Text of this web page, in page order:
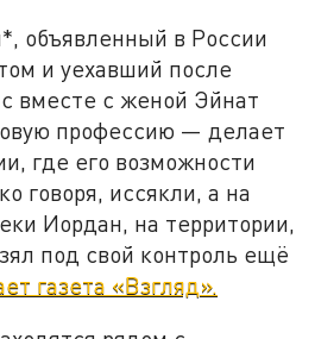
объявленный в России
и уехавший после
вместе с женой Эйнат
профессию — делает
где его возможности
говоря, иссякли, а на
Иордан, на территории,
под свой контроль ещё
газета «Взгляд».